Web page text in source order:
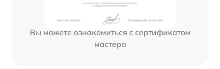
Вы можете ознакомиться с сертификатом
мастера